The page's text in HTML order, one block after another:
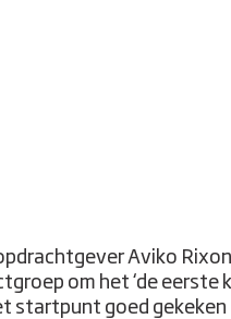
Aviko
om het ‘de eerste
startpunt goed gekeken